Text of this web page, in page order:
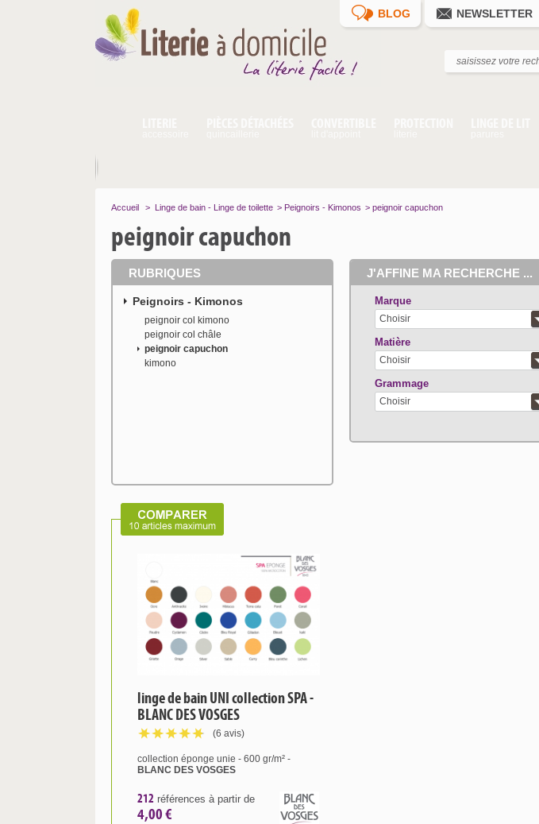
BLOG NEWSLETTER
Accueil > Linge de bain - Linge de toilette > Peignoirs - Kimonos > peignoir capuchon
peignoir capuchon
RUBRIQUES
Peignoirs - Kimonos
peignoir col kimono
peignoir col châle
peignoir capuchon
kimono
J'AFFINE MA RECHERCHE ...
Marque
Choisir
Matière
Choisir
Grammage
Choisir
linge de bain UNI collection SPA -
BLANC DES VOSGES
(6 avis)
collection éponge unie - 600 gr/m² -
BLANC DES VOSGES
212 références à partir de
4,00 €